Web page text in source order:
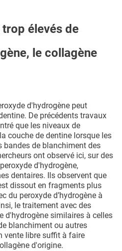
élevés de
le collagène
d'hydrogène peut
De précédents travaux
que les niveaux de
couche de dentine lorsque les
bandes de blanchiment des
ont observé ici, sur des
d'hydrogène,
dentaires. Ils observent que
dissout en fragments plus
du peroxyde d’hydrogène à
le traitement avec des
d'hydrogène similaires à celles
blanchiment ou autres
vente libre suffit à faire
d'origine.